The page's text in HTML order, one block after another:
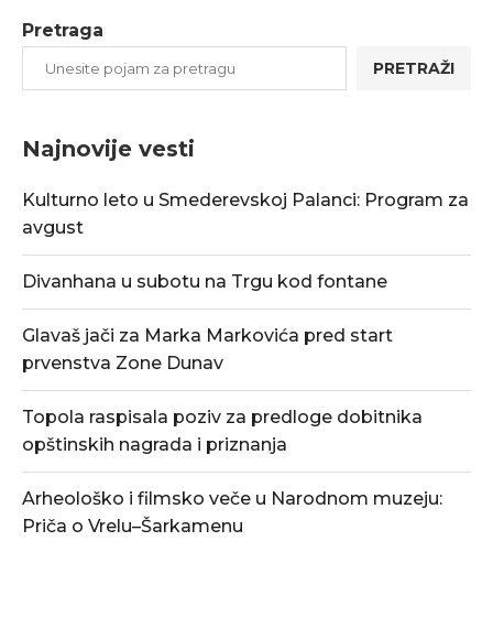
Pretraga
PRETRAŽI
Najnovije vesti
Kulturno leto u Smederevskoj Palanci: Program za
avgust
Divanhana u subotu na Trgu kod fontane
Glavaš jači za Marka Markovića pred start
prvenstva Zone Dunav
Topola raspisala poziv za predloge dobitnika
opštinskih nagrada i priznanja
Arheološko i filmsko veče u Narodnom muzeju:
Priča o Vrelu–Šarkamenu